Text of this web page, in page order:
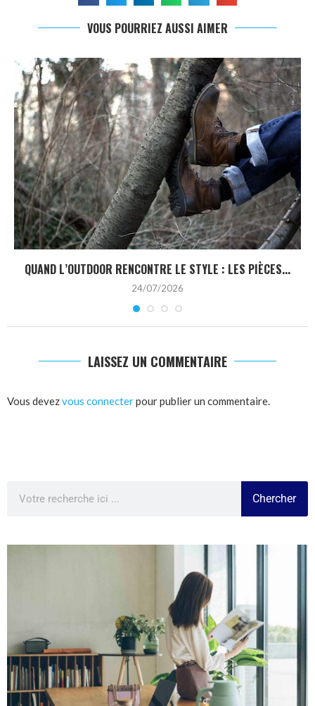
VOUS POURRIEZ AUSSI AIMER
QUAND L’OUTDOOR RENCONTRE LE STYLE : LES PIÈCES...
24/07/2026
LAISSEZ UN COMMENTAIRE
Vous devezvous connecterpour publier un commentaire.
Chercher